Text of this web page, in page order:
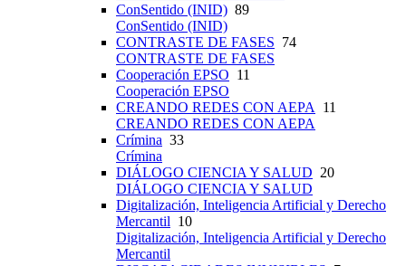
ConSentido (INID) 89
ConSentido (INID)
CONTRASTE DE FASES 74
CONTRASTE DE FASES
Cooperación EPSO 11
Cooperación EPSO
CREANDO REDES CON AEPA 11
CREANDO REDES CON AEPA
Crímina 33
Crímina
DIÁLOGO CIENCIA Y SALUD 20
DIÁLOGO CIENCIA Y SALUD
Digitalización, Inteligencia Artificial y Derecho
Mercantil 10
Digitalización, Inteligencia Artificial y Derecho
Mercantil